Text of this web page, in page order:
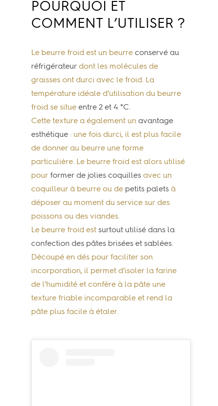
POURQUOI ET
COMMENT L’UTILISER ?
Le beurre froid est un beurreconservé au
réfrigérateurdont les molécules de
graisses ont durci avec le froid. La
température idéale d’utilisation du beurre
froid se situe entre 2 et 4 °C.
Cette texture a également un avantage
esthétique: une fois durci, il est plus facile
de donner au beurre une forme
particulière. Le beurre froid est alors utilisé
pour former de jolies coquilles avec un
coquilleur à beurre ou de petits paletsà
déposer au moment du service sur des
poissons ou des viandes.
Le beurre froid est surtout utilisé dans la
confection des pâtes brisées et sablées.
Découpé en dés pour faciliter son
incorporation, il permet d’isoler la farine
de l’humidité et confère à la pâte une
texture friable incomparable et rend la
pâte plus facile à étaler.